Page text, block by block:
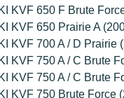
KVF 650 F Brute
KVF 650 Prairie A
KVF 700 A / D Prairie
KVF 750 A / C Brute
KVF 750 A / C Brute
KVF 750 Brute Force